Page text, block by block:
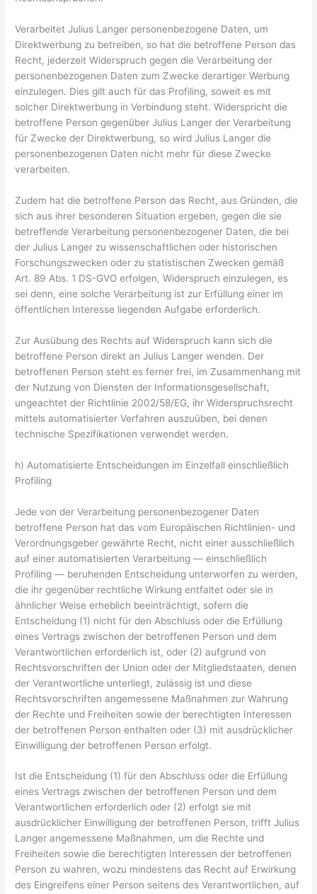
Verarbeitet Julius Langer personenbezogene Daten, um
Direktwerbung zu betreiben, so hat die betroffene Person das
Recht, jederzeit Widerspruch gegen die Verarbeitung der
personenbezogenen Daten zum Zwecke derartiger Werbung
einzulegen. Dies gilt auch für das Profiling, soweit es mit
solcher Direktwerbung in Verbindung steht. Widerspricht die
betroffene Person gegenüber Julius Langer der Verarbeitung
für Zwecke der Direktwerbung, so wird Julius Langer die
personenbezogenen Daten nicht mehr für diese Zwecke
verarbeiten.
Zudem hat die betroffene Person das Recht, aus Gründen, die
sich aus ihrer besonderen Situation ergeben, gegen die sie
betreffende Verarbeitung personenbezogener Daten, die bei
der Julius Langer zu wissenschaftlichen oder historischen
Forschungszwecken oder zu statistischen Zwecken gemäß
Art. 89 Abs. 1 DS-GVO erfolgen, Widerspruch einzulegen, es
sei denn, eine solche Verarbeitung ist zur Erfüllung einer im
öffentlichen Interesse liegenden Aufgabe erforderlich.
Zur Ausübung des Rechts auf Widerspruch kann sich die
betroffene Person direkt an Julius Langer wenden. Der
betroffenen Person steht es ferner frei, im Zusammenhang mit
der Nutzung von Diensten der Informationsgesellschaft,
ungeachtet der Richtlinie 2002/58/EG, ihr Widerspruchsrecht
mittels automatisierter Verfahren auszuüben, bei denen
technische Spezifikationen verwendet werden.
h) Automatisierte Entscheidungen im Einzelfall einschließlich
Profiling
Jede von der Verarbeitung personenbezogener Daten
betroffene Person hat das vom Europäischen Richtlinien- und
Verordnungsgeber gewährte Recht, nicht einer ausschließlich
auf einer automatisierten Verarbeitung — einschließlich
Profiling — beruhenden Entscheidung unterworfen zu werden,
die ihr gegenüber rechtliche Wirkung entfaltet oder sie in
ähnlicher Weise erheblich beeinträchtigt, sofern die
Entscheidung (1) nicht für den Abschluss oder die Erfüllung
eines Vertrags zwischen der betroffenen Person und dem
Verantwortlichen erforderlich ist, oder (2) aufgrund von
Rechtsvorschriften der Union oder der Mitgliedstaaten, denen
der Verantwortliche unterliegt, zulässig ist und diese
Rechtsvorschriften angemessene Maßnahmen zur Wahrung
der Rechte und Freiheiten sowie der berechtigten Interessen
der betroffenen Person enthalten oder (3) mit ausdrücklicher
Einwilligung der betroffenen Person erfolgt.
Ist die Entscheidung (1) für den Abschluss oder die Erfüllung
eines Vertrags zwischen der betroffenen Person und dem
Verantwortlichen erforderlich oder (2) erfolgt sie mit
ausdrücklicher Einwilligung der betroffenen Person, trifft Julius
Langer angemessene Maßnahmen, um die Rechte und
Freiheiten sowie die berechtigten Interessen der betroffenen
Person zu wahren, wozu mindestens das Recht auf Erwirkung
des Eingreifens einer Person seitens des Verantwortlichen, auf